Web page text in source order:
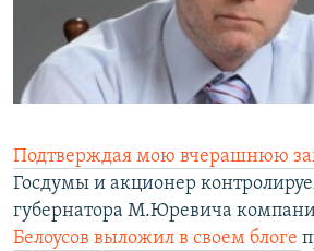
ПОДПИШИТЕСЬ НА РАССЫЛКУ
СОЦИАЛЬНЫЕ СЕТИ
Все сайты РСЕ/РС
Подтверждая мою вчерашнюю
Госдумы и акционер
губернатора М.Юревича
Белоусов выложил в своем блоге